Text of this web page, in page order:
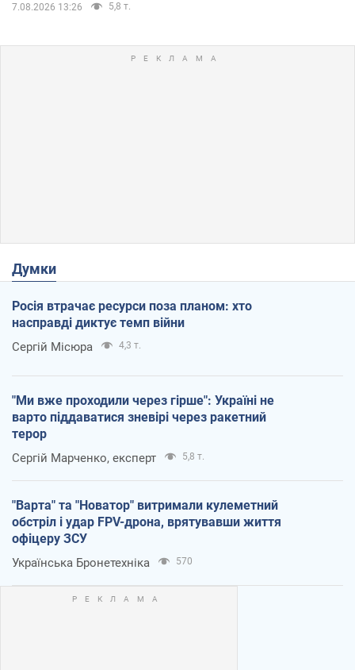
7.08.2026 13:26 5,8 т.
Думки
Росія втрачає ресурси поза планом: хто
насправді диктує темп війни
Сергій Місюра 4,3 т.
"Ми вже проходили через гірше": Україні не
варто піддаватися зневірі через ракетний
терор
Сергій Марченко, експерт 5,8 т.
"Варта" та "Новатор" витримали кулеметний
обстріл і удар FPV-дрона, врятувавши життя
офіцеру ЗСУ
Українська Бронетехніка 570